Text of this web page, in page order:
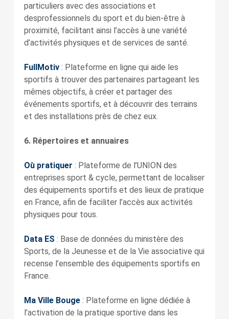
particuliers avec des associations et
desprofessionnels du sport et du bien-être à
proximité, facilitant ainsi l’accès à une variété
d’activités physiques et de services de santé.
FullMotiv: Plateforme en ligne qui aide les
sportifs à trouver des partenaires partageant les
mêmes objectifs, à créer et partager des
événements sportifs, et à découvrir des terrains
et des installations près de chez eux.
6. Répertoires et annuaires
Où pratiquer : Plateforme de l’UNION des
entreprises sport & cycle, permettant de localiser
des équipements sportifs et des lieux de pratique
en France, afin de faciliter l’accès aux activités
physiques pour tous.
Data ES : Base de données du ministère des
Sports, de la Jeunesse et de la Vie associative qui
recense l’ensemble des équipements sportifs en
France.
Ma Ville Bouge: Plateforme en ligne dédiée à
l’activation de la pratique sportive dans les